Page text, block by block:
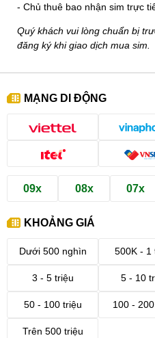
- Chủ thuê bao nhận sim trực
Quý khách vui lòng chuẩn bị
đăng ký khi giao dịch mua sim.
MẠNG DI ĐỘNG
09x 08x 07x
KHOẢNG GIÁ
Dưới 500 nghìn 500K - 1
3 - 5 triệu 5 - 10
50 - 100 triệu 100 -
Trên 500 triệu